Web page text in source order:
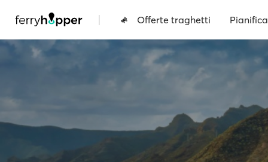
| Offerte traghetti Pianifica